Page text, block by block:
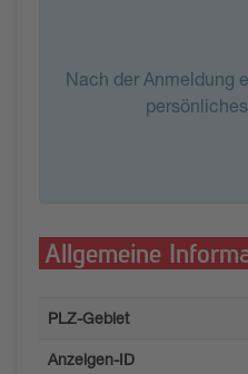
Nach der Anmeldung
Allgemeine
PLZ-Gebiet
Anzeigen-ID